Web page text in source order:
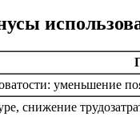
уменьшение
снижение